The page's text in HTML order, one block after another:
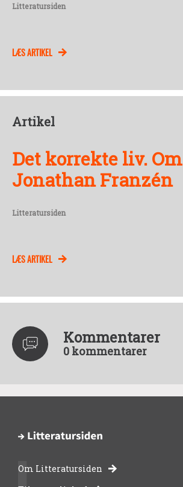
Litteratursiden
LÆS ARTIKEL
Artikel
Det korrekte liv. Om
Jonathan Franzén
Litteratursiden
LÆS ARTIKEL
Kommentarer
0 kommentarer
Om Litteratursiden